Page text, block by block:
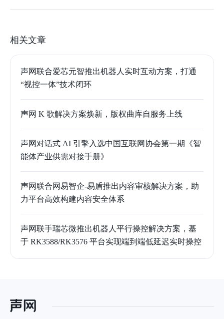
相关文章
声网联合爱芯元智推出机器人实时互动方案，打通
“视控一体”技术闭环
声网 K 歌解决方案焕新，版权曲库自服务上线
声网对话式 AI 引擎入选中国互联网协会第一期《智
能体产业供需对接手册》
声网联合网易智企-易盾推出内容审核解决方案，助
力平台高效构建内容安全体系
声网联手瑞芯微推出机器人平行操控解决方案，基
于 RK3588/RK3576 平台实现端到端低延迟实时操控